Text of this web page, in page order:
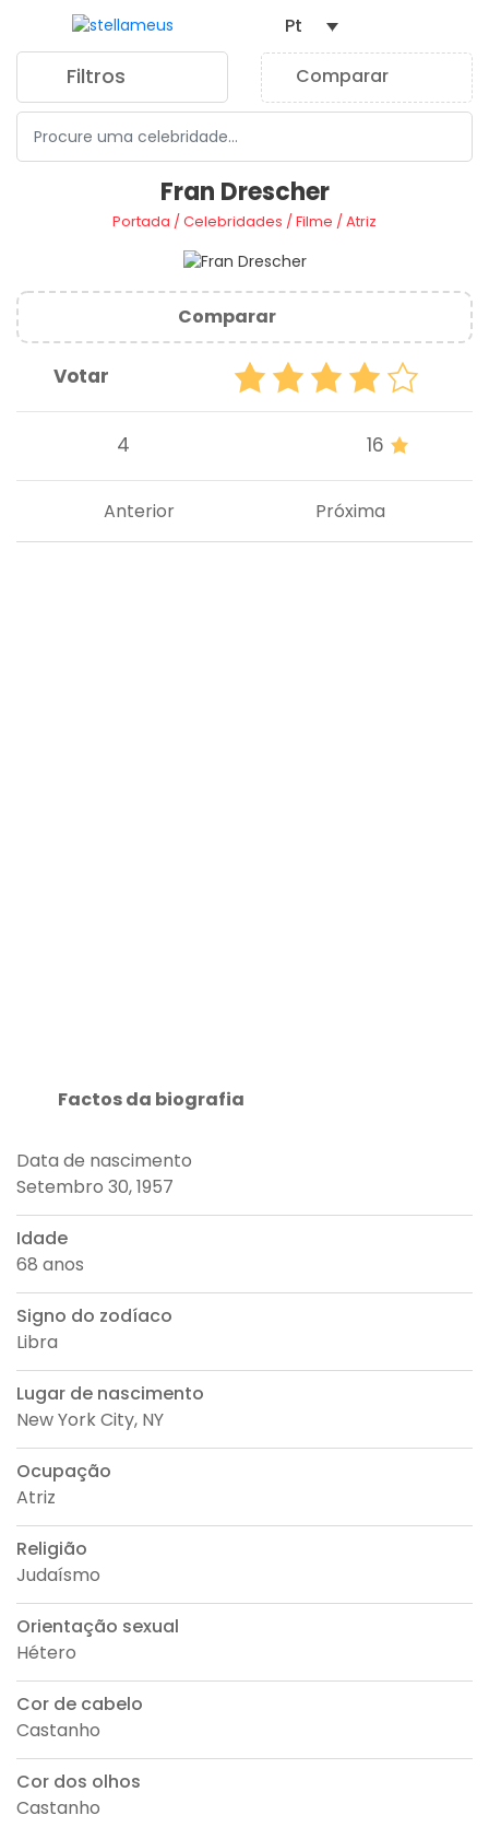
Filtros Comparar
Pt
Fran Drescher
Portada /Celebridades /Filme /Atriz
Comparar
Votar
4 16
Próxima
Anterior
Factos da biografia
Data de nascimento
Setembro 30, 1957
Idade
68 anos
Signo do zodíaco
Libra
Lugar de nascimento
New York City, NY
Ocupação
Atriz
Religião
Judaísmo
Orientação sexual
Hétero
Cor de cabelo
Castanho
Cor dos olhos
Castanho